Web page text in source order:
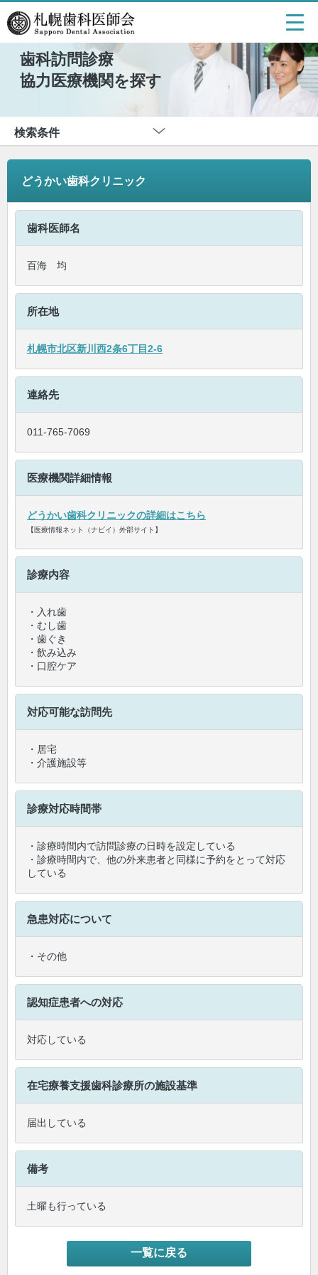
歯科訪問診療
協力医療機関を探す
検索条件
どうかい歯科クリニック
歯科医師名
百海 均
所在地
札幌市北区新川西2条6丁目2-6
連絡先
011-765-7069
医療機関詳細情報
どうかい歯科クリニックの詳細はこちら
【医療情報ネット（ナビイ）外部サイト】
診療内容
・入れ歯
・むし歯
・歯ぐき
・飲み込み
・口腔ケア
対応可能な訪問先
・居宅
・介護施設等
診療対応時間帯
・診療時間内で訪問診療の日時を設定している
・診療時間内で、他の外来患者と同様に予約をとって対応
している
急患対応について
・その他
認知症患者への対応
対応している
在宅療養支援歯科診療所の施設基準
届出している
備考
土曜も行っている
一覧に戻る